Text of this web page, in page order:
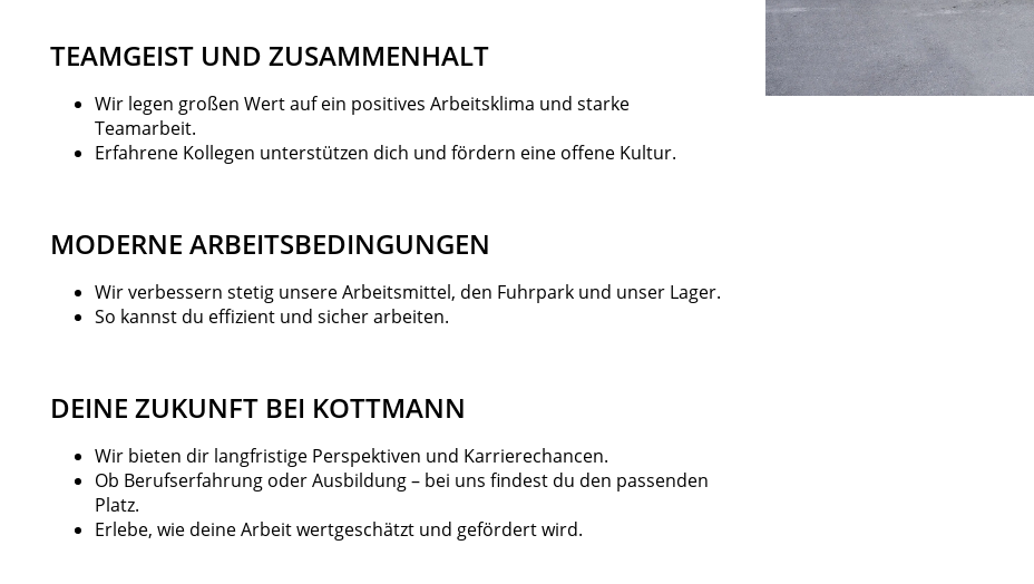
TEAMGEIST UND ZUSAMMENHALT
Wir legen großen Wert auf ein positives Arbeitsklima und starke
Teamarbeit.
Erfahrene Kollegen unterstützen dich und fördern eine offene Kultur.
MODERNE ARBEITSBEDINGUNGEN
Wir verbessern stetig unsere Arbeitsmittel, den Fuhrpark und unser Lager.
So kannst du effizient und sicher arbeiten.
DEINE ZUKUNFT BEI KOTTMANN
Wir bieten dir langfristige Perspektiven und Karrierechancen.
Ob Berufserfahrung oder Ausbildung – bei uns findest du den passenden
Platz.
Erlebe, wie deine Arbeit wertgeschätzt und gefördert wird.